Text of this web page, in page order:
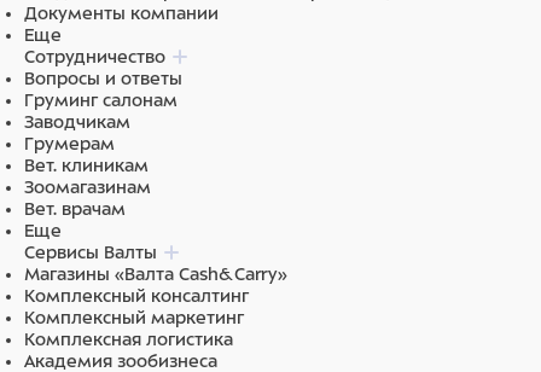
курица, киви, яблоко, клюква
Документы компании
Еще
Сотрудничество
Вопросы и ответы
Груминг салонам
Заводчикам
Грумерам
Вет. клиникам
Зоомагазинам
Вет. врачам
Еще
Сервисы Валты
Магазины «Валта Cash&Carry»
Комплексный консалтинг
Комплексный маркетинг
Комплексная логистика
Академия зообизнеса